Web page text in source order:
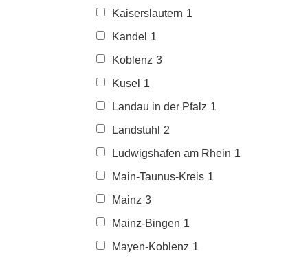
Kaiserslautern 1
Kandel 1
Koblenz 3
Kusel 1
Landau in der Pfalz 1
Landstuhl
2
Ludwigshafen am Rhein 1
Main-Taunus-Kreis 1
Mainz 3
Mainz-Bingen 1
Mayen-Koblenz 1